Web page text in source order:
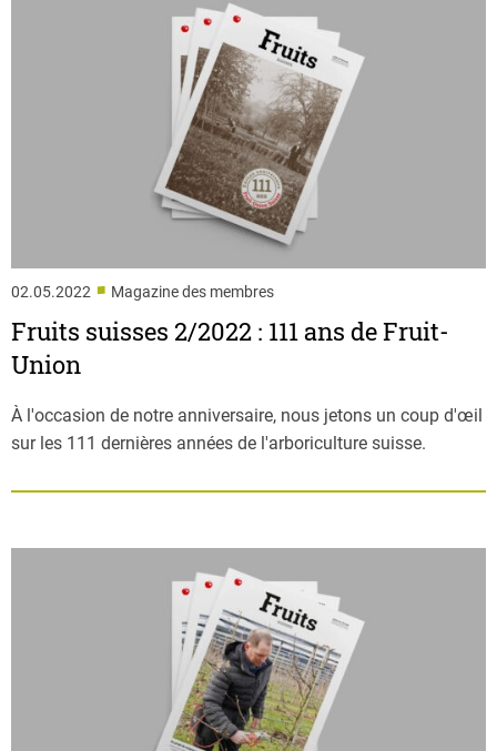
02.05.2022 ■ Magazine des membres
Fruits suisses 2/2022 : 111 ans de Fruit-
Union
À l'occasion de notre anniversaire, nous jetons un coup d'œil
sur les 111 dernières années de l'arboriculture suisse.